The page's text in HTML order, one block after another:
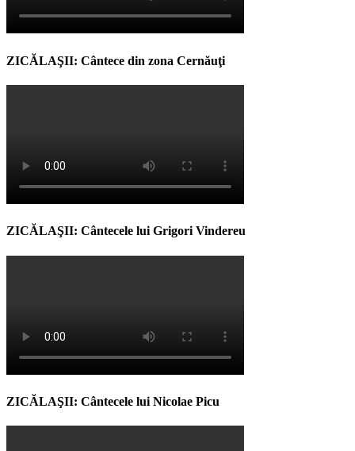
ZICĂLAŞII: Cântece din zona Cernăuţi
ZICĂLAŞII: Cântecele lui Grigori Vindereu
ZICĂLAŞII: Cântecele lui Nicolae Picu